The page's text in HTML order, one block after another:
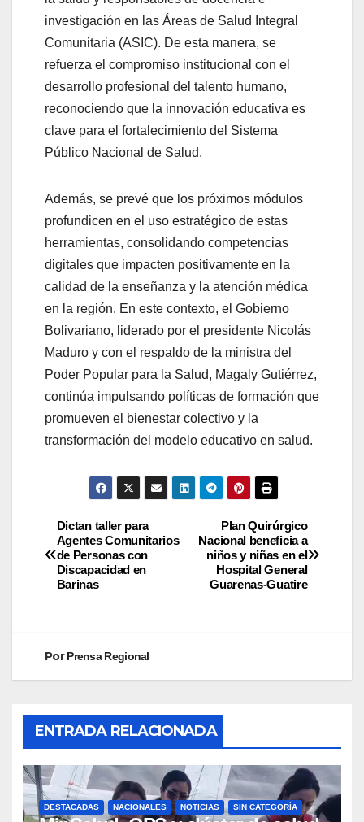
investigación en las Áreas de Salud Integral
Comunitaria (ASIC). De esta manera, se
refuerza el compromiso institucional con el
desarrollo profesional del talento humano,
reconociendo que la innovación educativa es
clave para el fortalecimiento del Sistema
Público Nacional de Salud.
Además, se prevé que los próximos módulos
profundicen en el uso estratégico de estas
herramientas, consolidando competencias
digitales que impacten positivamente en la
calidad de la enseñanza y la atención médica
en la región. En este contexto, el Gobierno
Bolivariano, liderado por el presidente Nicolás
Maduro y con el respaldo de la ministra del
Poder Popular para la Salud, Magaly Gutiérrez,
continúa impulsando políticas de formación que
promueven el bienestar colectivo y la
transformación del modelo educativo en salud.
Plan Quirúrgico
Nacional beneficia a
niños y niñas en el
Hospital General
Guarenas-Guatire
Dictan taller para
Agentes Comunitarios
de Personas con
Discapacidad en
Barinas
PorPrensa Regional
ENTRADA RELACIONADA
DESTACADAS NACIONALES NOTICIAS SIN CATEGORÍA